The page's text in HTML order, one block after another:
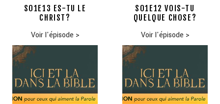
S01E13 ES-TU LE
CHRIST?
Voir l'épisode >
S01E12 VOIS-TU
QUELQUE CHOSE?
Voir l'épisode >